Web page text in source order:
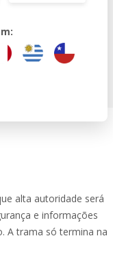
alta autoridade será
e informações
A trama só termina na